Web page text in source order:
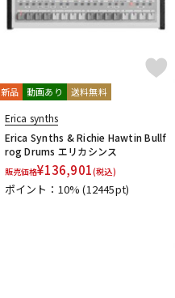
新品 動画あり 送料無料
Erica synths
Erica Synths & Richie Hawtin Bullf
rog Drums エリカシンス
販売価格¥136,901(税込)
ポイント：10%(12445pt)